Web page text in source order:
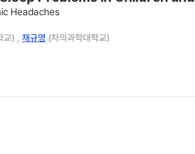
Headaches
교) , 채규영 (차의과학대학교)